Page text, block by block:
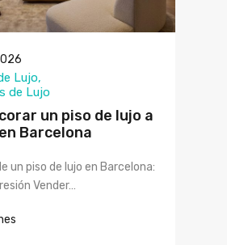
Lujo
de Lujo
un piso de lujo a
Barcelona
un piso de lujo en Barcelona:
Vender…